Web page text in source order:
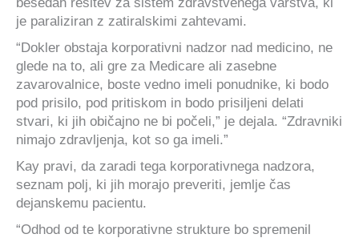
je paraliziran z zatiralskimi zahtevami.
“Dokler obstaja korporativni nadzor nad medicino, ne
glede na to, ali gre za Medicare ali zasebne
zavarovalnice, boste vedno imeli ponudnike, ki bodo
pod prisilo, pod pritiskom in bodo prisiljeni delati
stvari, ki jih običajno ne bi počeli,” je dejala. “Zdravniki
nimajo zdravljenja, kot so ga imeli.”
Kay pravi, da zaradi tega korporativnega nadzora,
seznam polj, ki jih morajo preveriti, jemlje čas
dejanskemu pacientu.
“Odhod od te korporativne strukture bo spremenil